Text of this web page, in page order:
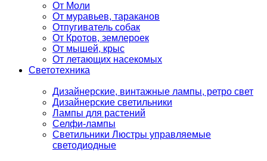
От Моли
От муравьев, тараканов
Отпугиватель собак
От Кротов, землероек
От мышей, крыс
От летающих насекомых
Светотехника
Дизайнерские, винтажные лампы, ретро свет
Дизайнерские светильники
Лампы для растений
Селфи-лампы
Светильники Люстры управляемые
светодиодные